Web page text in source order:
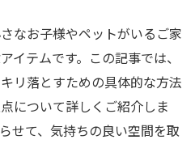
なお子様やペットがいるご家
イテムです。この記事では、
リ落とすための具体的な方法
について詳しくご紹介しま
せて、気持ちの良い空間を取